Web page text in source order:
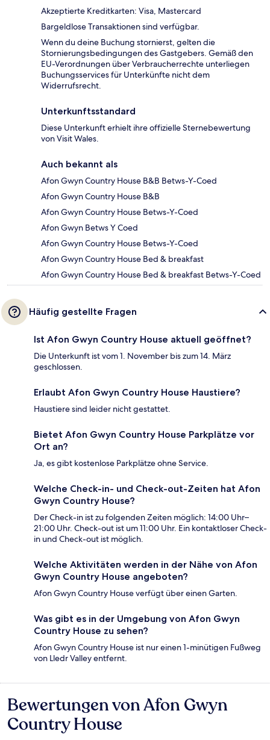
Akzeptierte Kreditkarten: Visa, Mastercard
Bargeldlose Transaktionen sind verfügbar.
Wenn du deine Buchung stornierst, gelten die
Stornierungsbedingungen des Gastgebers. Gemäß den
EU-Verordnungen über Verbraucherrechte unterliegen
Buchungsservices für Unterkünfte nicht dem
Widerrufsrecht.
Unterkunftsstandard
Diese Unterkunft erhielt ihre offizielle Sternebewertung
von Visit Wales.
Auch bekannt als
Afon Gwyn Country House B&B Betws-Y-Coed
Afon Gwyn Country House B&B
Afon Gwyn Country House Betws-Y-Coed
Afon Gwyn Betws Y Coed
Afon Gwyn Country House Betws-Y-Coed
Afon Gwyn Country House Bed & breakfast
Afon Gwyn Country House Bed & breakfast Betws-Y-Coed
Häufig gestellte Fragen
Ist Afon Gwyn Country House aktuell geöffnet?
Die Unterkunft ist vom 1. November bis zum 14. März
geschlossen.
Erlaubt Afon Gwyn Country House Haustiere?
Haustiere sind leider nicht gestattet.
Bietet Afon Gwyn Country House Parkplätze vor
Ort an?
Ja, es gibt kostenlose Parkplätze ohne Service.
Welche Check-in- und Check-out-Zeiten hat Afon
Gwyn Country House?
Der Check-in ist zu folgenden Zeiten möglich: 14:00 Uhr–
21:00 Uhr. Check-out ist um 11:00 Uhr. Ein kontaktloser Check-
in und Check-out ist möglich.
Welche Aktivitäten werden in der Nähe von Afon
Gwyn Country House angeboten?
Afon Gwyn Country House verfügt über einen Garten.
Was gibt es in der Umgebung von Afon Gwyn
Country House zu sehen?
Afon Gwyn Country House ist nur einen 1-minütigen Fußweg
von Lledr Valley entfernt.
Bewertungen
Bewertungen von Afon Gwyn
Country House